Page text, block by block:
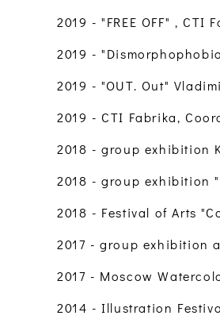
2019 - "FREE OFF" , CTI
2019 -
2019 - "OUT. Out"
2019 - CTI Fabrika,
2018 - group exhibition
2018 - group exhibition
2018 - Festival of Arts
2017 - group exhibition
2017 - Moscow
2014 - Illustration